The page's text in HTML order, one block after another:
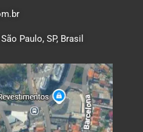
Paulo, SP, Brasil